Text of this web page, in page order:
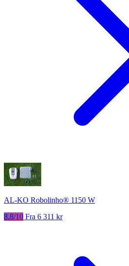
AL-KO Robolinho® 1150 W
8.8/10 Fra 6 311 kr